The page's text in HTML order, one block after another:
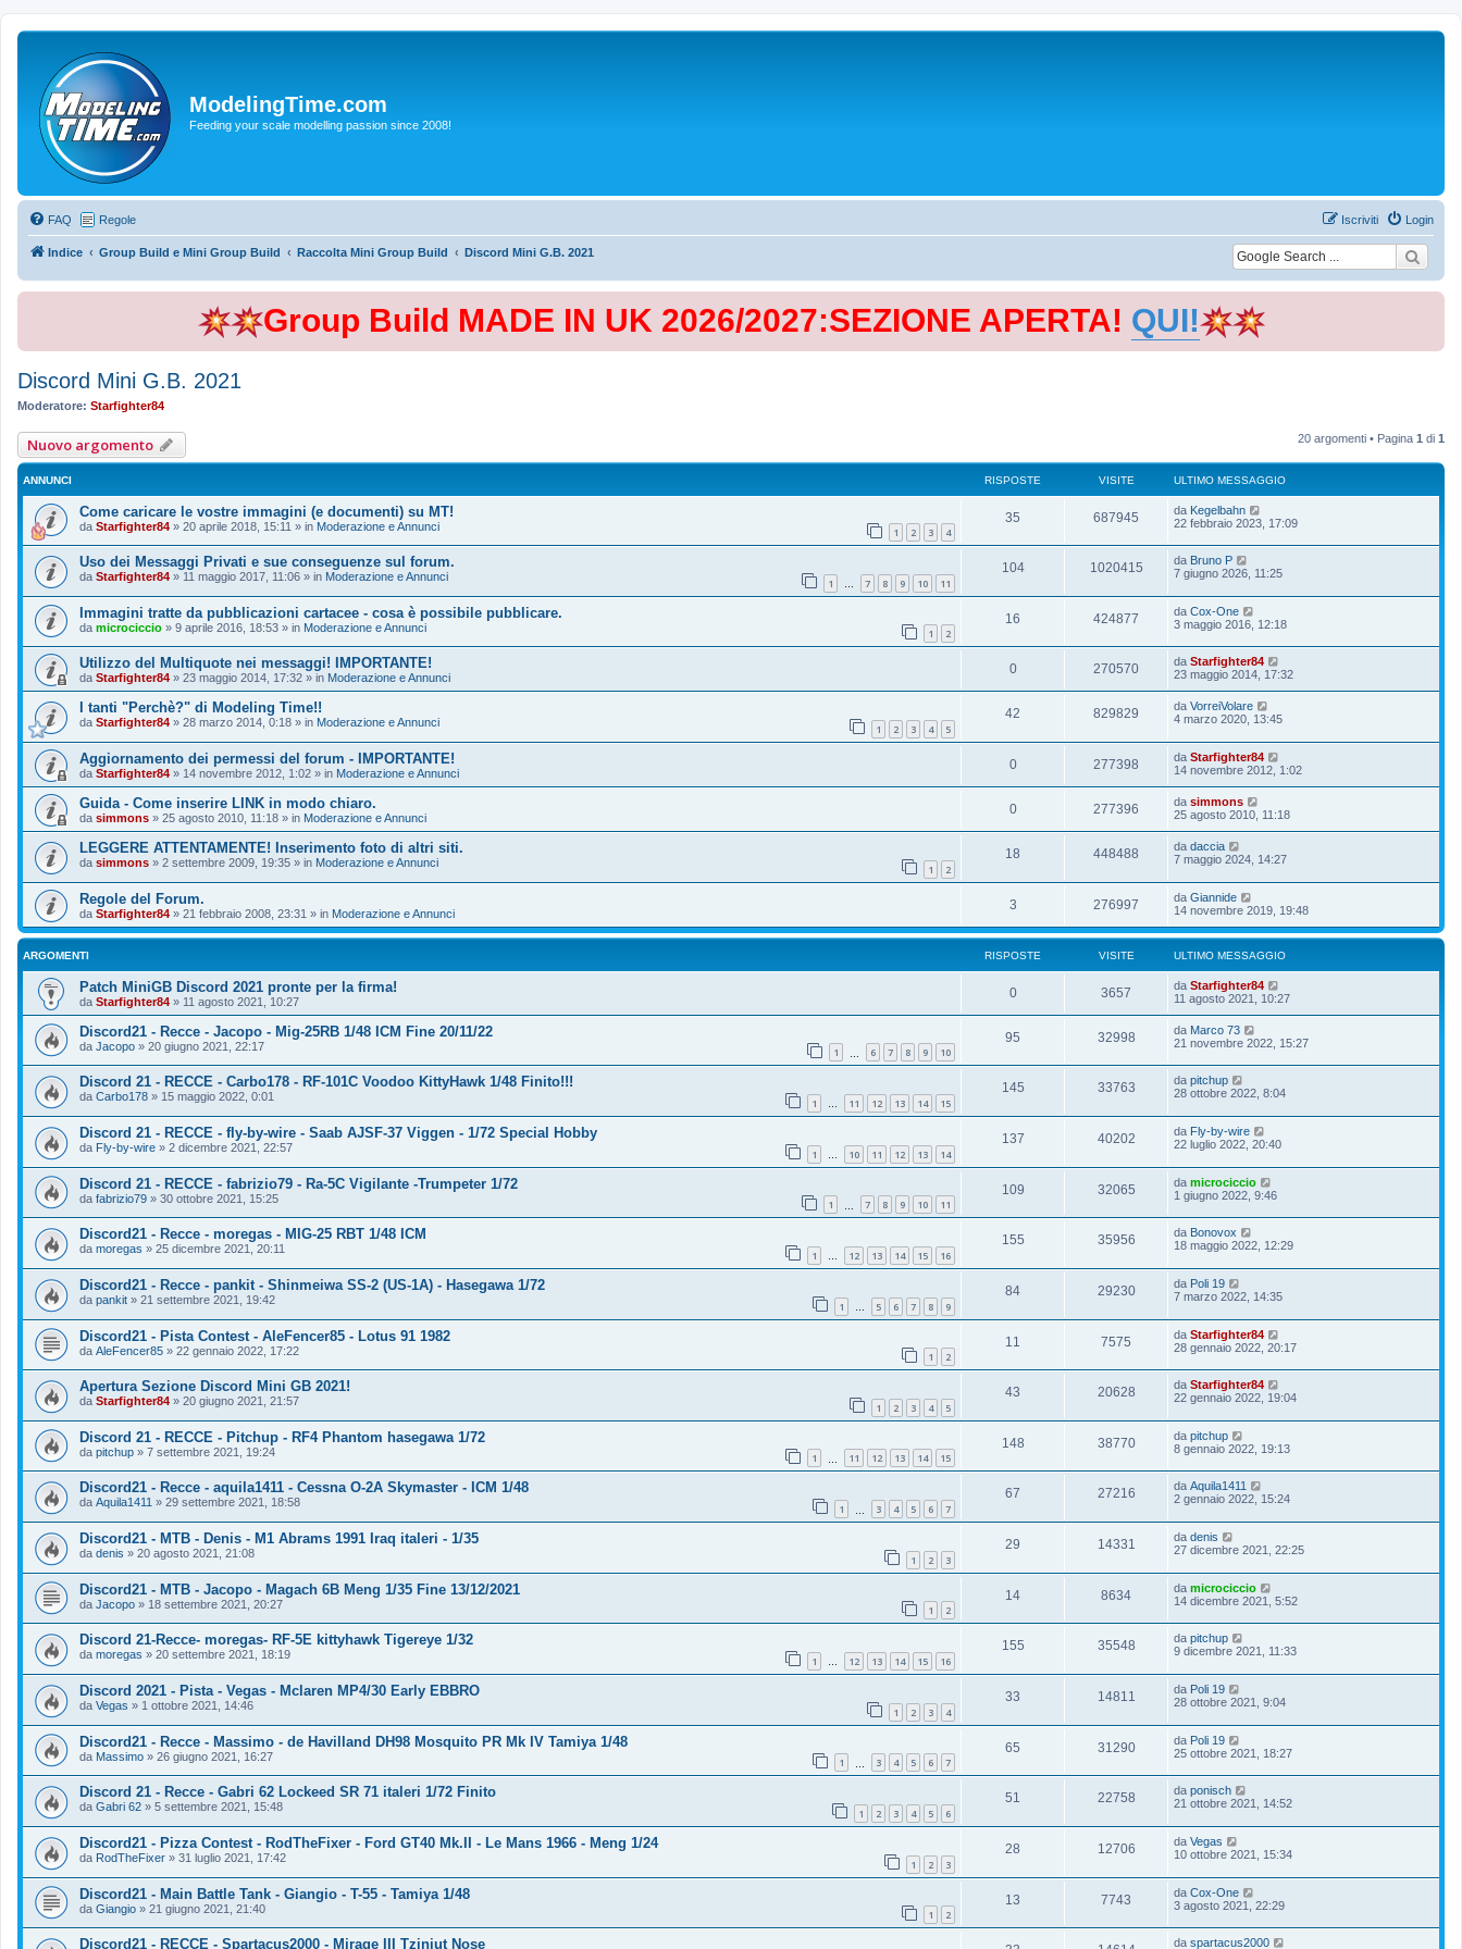
ModelingTime.com
Feeding your scale modelling passion since 2008!
FAQ Regole Login
Iscriviti
Indice Group Build e Mini Group Build Raccolta Mini Group Build Discord Mini G.B. 2021
Group Build MADE IN UK 2026/2027:SEZIONE APERTA! QUI!
Discord Mini G.B. 2021
Moderatore: Starfighter84
Nuovo argomento 20 argomenti • Pagina 1 di 1
ANNUNCI RISPOSTE VISITE ULTIMO MESSAGGIO
Come caricare le vostre immagini (e documenti) su MT!
da Starfighter84 » 20 aprile 2018, 15:11 » in Moderazione e Annunci 1 2 3 4
35 687945 da Kegelbahn
22 febbraio 2023, 17:09
Uso dei Messaggi Privati e sue conseguenze sul forum.
da Starfighter84 » 11 maggio 2017, 11:06 » in Moderazione e Annunci 1 … 7 8 9 10 11
104 1020415 da Bruno P
7 giugno 2026, 11:25
Immagini tratte da pubblicazioni cartacee - cosa è possibile pubblicare.
da microciccio » 9 aprile 2016, 18:53 » in Moderazione e Annunci 1 2
16 424877 da Cox-One
3 maggio 2016, 12:18
Utilizzo del Multiquote nei messaggi! IMPORTANTE!
da Starfighter84 » 23 maggio 2014, 17:32 » in Moderazione e Annunci
0 270570 da Starfighter84
23 maggio 2014, 17:32
I tanti "Perchè?" di Modeling Time!!
da Starfighter84 » 28 marzo 2014, 0:18 » in Moderazione e Annunci 1 2 3 4 5
42 829829 da VorreiVolare
4 marzo 2020, 13:45
Aggiornamento dei permessi del forum - IMPORTANTE!
da Starfighter84 » 14 novembre 2012, 1:02 » in Moderazione e Annunci
0 277398 da Starfighter84
14 novembre 2012, 1:02
Guida - Come inserire LINK in modo chiaro.
da simmons » 25 agosto 2010, 11:18 » in Moderazione e Annunci
0 277396 da simmons
25 agosto 2010, 11:18
LEGGERE ATTENTAMENTE! Inserimento foto di altri siti.
da simmons » 2 settembre 2009, 19:35 » in Moderazione e Annunci 1 2
18 448488 da daccia
7 maggio 2024, 14:27
Regole del Forum.
da Starfighter84 » 21 febbraio 2008, 23:31 » in Moderazione e Annunci
3 276997 da Giannide
14 novembre 2019, 19:48
ARGOMENTI RISPOSTE VISITE ULTIMO MESSAGGIO
Patch MiniGB Discord 2021 pronte per la firma!
da Starfighter84 » 11 agosto 2021, 10:27
0 3657 da Starfighter84
11 agosto 2021, 10:27
Discord21 - Recce - Jacopo - Mig-25RB 1/48 ICM Fine 20/11/22
da Jacopo » 20 giugno 2021, 22:17 1 6 7 8 9 10
95 32998 da Marco 73
21 novembre 2022, 15:27
Discord 21 - RECCE - Carbo178 - RF-101C Voodoo KittyHawk 1/48 Finito!!!
da Carbo178 » 15 maggio 2022, 0:01 1 … 11 12 13 14 15
145 33763 da pitchup
28 ottobre 2022, 8:04
Discord 21 - RECCE - fly-by-wire - Saab AJSF-37 Viggen - 1/72 Special Hobby
da Fly-by-wire » 2 dicembre 2021, 22:57 1 … 10 11 12 13 14
137 40202 da Fly-by-wire
22 luglio 2022, 20:40
Discord 21 - RECCE - fabrizio79 - Ra-5C Vigilante -Trumpeter 1/72
da fabrizio79 » 30 ottobre 2021, 15:25 1 7 8 9 10 11
109 32065 da microciccio
1 giugno 2022, 9:46
Discord21 - Recce - moregas - MIG-25 RBT 1/48 ICM
da moregas » 25 dicembre 2021, 20:11 1 … 12 13 14 15 16
155 35956 da Bonovox
18 maggio 2022, 12:29
Discord21 - Recce - pankit - Shinmeiwa SS-2 (US-1A) - Hasegawa 1/72
da pankit » 21 settembre 2021, 19:42 1 … 5 6 7 8 9
84 29230 da Poli 19
7 marzo 2022, 14:35
Discord21 - Pista Contest - AleFencer85 - Lotus 91 1982
da AleFencer85 » 22 gennaio 2022, 17:22 1 2
11 7575 da Starfighter84
28 gennaio 2022, 20:17
Apertura Sezione Discord Mini GB 2021!
da Starfighter84 » 20 giugno 2021, 21:57 1 2 3 4 5
43 20628 da Starfighter84
22 gennaio 2022, 19:04
Discord 21 - RECCE - Pitchup - RF4 Phantom hasegawa 1/72
da pitchup » 7 settembre 2021, 19:24 1 11 12 13 14 15
148 38770 da pitchup
8 gennaio 2022, 19:13
Discord21 - Recce - aquila1411 - Cessna O-2A Skymaster - ICM 1/48
da Aquila1411 » 29 settembre 2021, 18:58 1 3 4 5 6 7
67 27216 da Aquila1411
2 gennaio 2022, 15:24
Discord21 - MTB - Denis - M1 Abrams 1991 Iraq italeri - 1/35
da denis » 20 agosto 2021, 21:08 1 2 3
29 14331 da denis
27 dicembre 2021, 22:25
Discord21 - MTB - Jacopo - Magach 6B Meng 1/35 Fine 13/12/2021
da Jacopo » 18 settembre 2021, 20:27 1 2
14 8634 da microciccio
14 dicembre 2021, 5:52
Discord 21-Recce- moregas- RF-5E kittyhawk Tigereye 1/32
da moregas » 20 settembre 2021, 18:19 1 … 12 13 14 15 16
155 35548 da pitchup
9 dicembre 2021, 11:33
Discord 2021 - Pista - Vegas - Mclaren MP4/30 Early EBBRO
da Vegas » 1 ottobre 2021, 14:46 1 2 3 4
33 14811 da Poli 19
28 ottobre 2021, 9:04
Discord21 - Recce - Massimo - de Havilland DH98 Mosquito PR Mk IV Tamiya 1/48
da Massimo » 26 giugno 2021, 16:27 1 3 4 5 6 7
65 31290 da Poli 19
25 ottobre 2021, 18:27
Discord 21 - Recce - Gabri 62 Lockeed SR 71 italeri 1/72 Finito
da Gabri 62 » 5 settembre 2021, 15:48 1 2 3 4 5 6
51 22758 da ponisch
21 ottobre 2021, 14:52
Discord21 - Pizza Contest - RodTheFixer - Ford GT40 Mk.II - Le Mans 1966 - Meng 1/24
da RodTheFixer » 31 luglio 2021, 17:42 1 2 3
28 12706 da Vegas
10 ottobre 2021, 15:34
Discord21 - Main Battle Tank - Giangio - T-55 - Tamiya 1/48
da Giangio » 21 giugno 2021, 21:40 1 2
13 7743 da Cox-One
3 agosto 2021, 22:29
Discord21 - RECCE - Spartacus2000 - Mirage III Tziniut Nose da spartacus2000